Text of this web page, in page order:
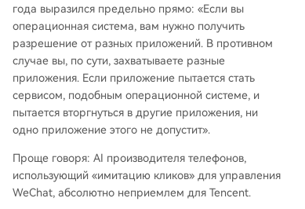
года выразился предельно прямо: «Если вы
операционная система, вам нужно получить
разрешение от разных приложений. В противном
случае вы, по сути, захватываете разные
приложения. Если приложение пытается стать
сервисом, подобным операционной системе, и
пытается вторгнуться в другие приложения, ни
одно приложение этого не допустит».
Проще говоря: AI производителя телефонов,
использующий «имитацию кликов» для управления
WeChat, абсолютно неприемлем для Tencent.